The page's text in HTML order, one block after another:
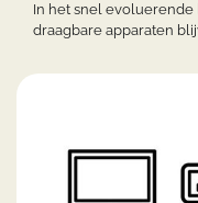
In het snel
draagbare apparaten